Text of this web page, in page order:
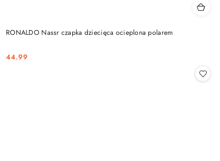
RONALDO Nassr czapka dziecięca ocieplona polarem
Cena:
44.99